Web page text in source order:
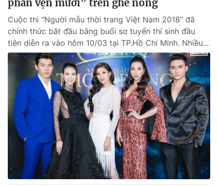
phân vẹn mười” trên ghế nóng
Cuộc thi “Người mẫu thời trang Việt Nam 2018” đã
chính thức bắt đầu bằng buổi sơ tuyển thí sinh đầu
tiên diễn ra vào hôm 10/03 tại TP.Hồ Chí Minh. Nhiều...